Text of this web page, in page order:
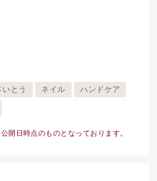
いとう ネイル ハンドケア
開日時点のものとなっております。